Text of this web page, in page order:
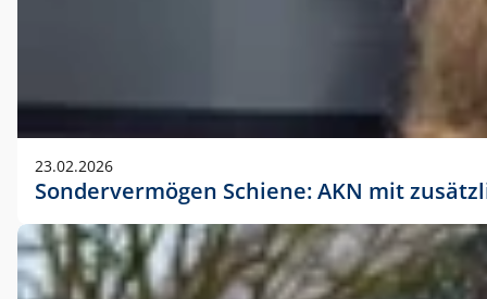
23.02.2026
Sondervermögen Schiene: AKN mit